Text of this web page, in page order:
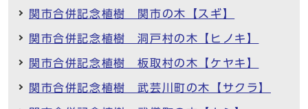
関市合併記念植樹 関市の木【スギ】
関市合併記念植樹 洞戸村の木【ヒノキ】
関市合併記念植樹 板取村の木【ケヤキ】
関市合併記念植樹 武芸川町の木【サクラ】